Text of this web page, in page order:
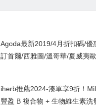
Agoda最新2019/4月折扣碼/優
訂首爾/西雅圖/溫哥華/夏威夷歐
iherb推薦2024-湊單享9折！
豐盈 B 複合物 + 生物維生素洗